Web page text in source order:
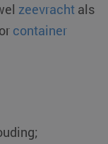
zeevracht als
container